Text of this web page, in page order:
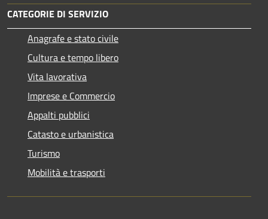
CATEGORIE DI SERVIZIO
Anagrafe e stato civile
Cultura e tempo libero
Vita lavorativa
Imprese e Commercio
Appalti pubblici
Catasto e urbanistica
Turismo
Mobilità e trasporti